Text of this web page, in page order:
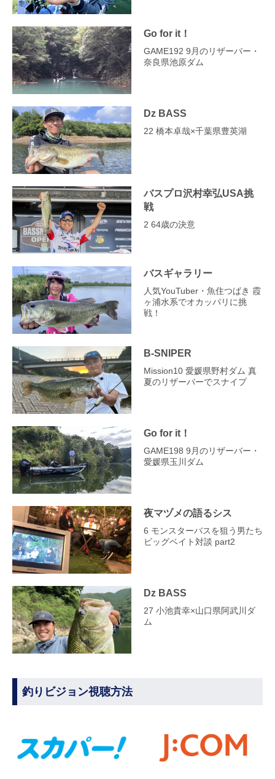
Go for it！
GAME192 9月のリザーバー・
奈良県池原ダム
Dz BASS
22 橋本卓哉×千葉県豊英湖
バスプロ沢村幸弘USA挑
戦
2 64歳の決意
バスギャラリー
人気YouTuber・魚住つばき 霞
ヶ浦水系でオカッパリに挑
戦！
B-SNIPER
Mission10 愛媛県野村ダム 真
夏のリザーバーでスナイプ
Go for it！
GAME198 9月のリザーバー・
愛媛県玉川ダム
夜マヅメの語るシス
6 モンスターバスを狙う男たち
ビッグベイト対談 part2
Dz BASS
27 小池貴幸×山口県阿武川ダ
ム
釣りビジョン視聴方法